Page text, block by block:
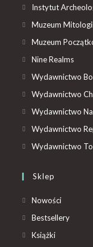
Instytut
Muzeum
Muzeum
Nine Realms
Wydawnictwo
Wydawnictwo
Wydawnictwo
Wydawnictwo
Wydawnictwo
Sklep
Nowości
Bestsellery
Książki